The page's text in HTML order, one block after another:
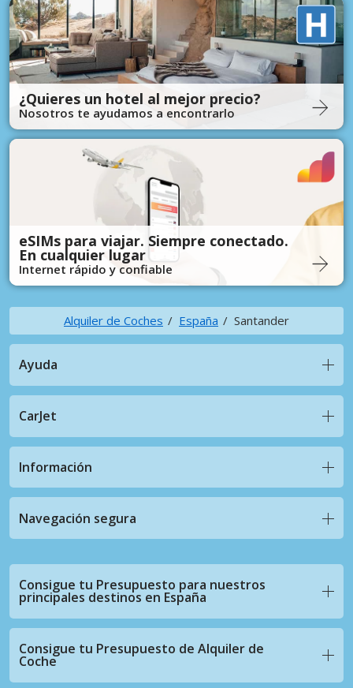
¿Quieres un hotel al mejor precio?
Nosotros te ayudamos a encontrarlo
eSIMs para viajar. Siempre conectado.
En cualquier lugar
Internet rápido y confiable
Alquiler de Coches España Santander
Ayuda
CarJet
Información
Navegación segura
Consigue tu Presupuesto para nuestros
principales destinos en España
Consigue tu Presupuesto de Alquiler de
Coche